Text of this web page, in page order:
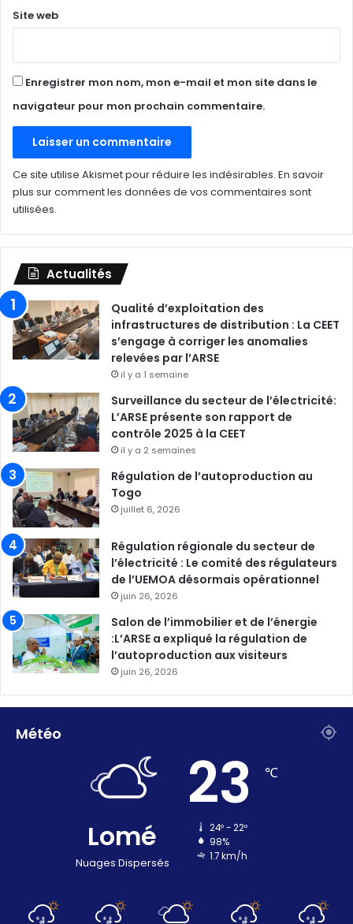
Site web
Enregistrer mon nom, mon e-mail et mon site dans le
navigateur pour mon prochain commentaire.
Ce site utilise Akismet pour réduire les indésirables. En savoir
plus sur comment les données de vos commentaires sont
utilisées.
Actualités
Qualité d’exploitation des
infrastructures de distribution : La CEET
s’engage à corriger les anomalies
relevées par l’ARSE
il y a 1 semaine
Surveillance du secteur de l’électricité:
L’ARSE présente son rapport de
contrôle 2025 à la CEET
il y a 2 semaines
Régulation de l’autoproduction au
Togo
juillet 6, 2026
Régulation régionale du secteur de
l’électricité : Le comité des régulateurs
de l’UEMOA désormais opérationnel
juin 26, 2026
Salon de l’immobilier et de l’énergie
:L’ARSE a expliqué la régulation de
l’autoproduction aux visiteurs
juin 26, 2026
Météo
Lomé
Nuages Dispersés
23 ℃
24º - 22º
98%
1.7 km/h